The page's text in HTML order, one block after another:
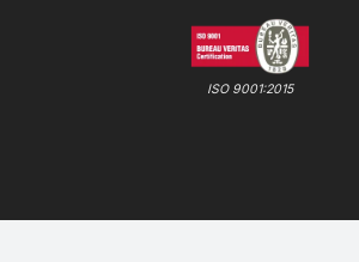
ISO 9001:2015